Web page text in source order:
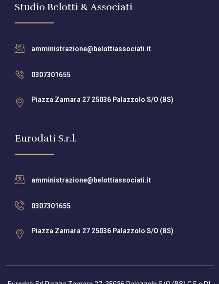
Studio Belotti & Associati
amministrazione@belottiassociati.it
0307301655
Piazza Zamara 27 25036 Palazzolo S/O (BS)
Eurodati S.r.l.
amministrazione@belottiassociati.it
0307301655
Piazza Zamara 27 25036 Palazzolo S/O (BS)